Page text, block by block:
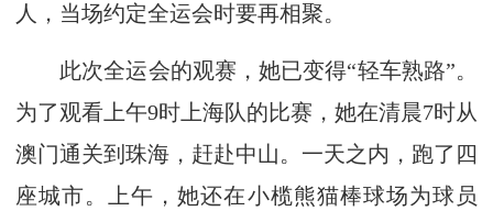
人，当场约定全运会时要再相聚。
此次全运会的观赛，她已变得“轻车熟路”。
为了观看上午9时上海队的比赛，她在清晨7时从
澳门通关到珠海，赶赴中山。一天之内，跑了四
座城市。上午，她还在小榄熊猫棒球场为球员